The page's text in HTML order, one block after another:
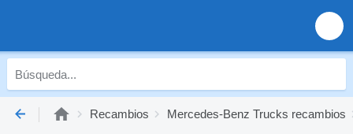
Recambios Mercedes-Benz Trucks recambios